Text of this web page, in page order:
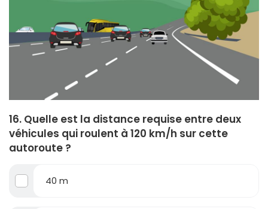
16. Quelle est la distance requise entre deux
véhicules qui roulent à 120 km/h sur cette
autoroute ?
40 m